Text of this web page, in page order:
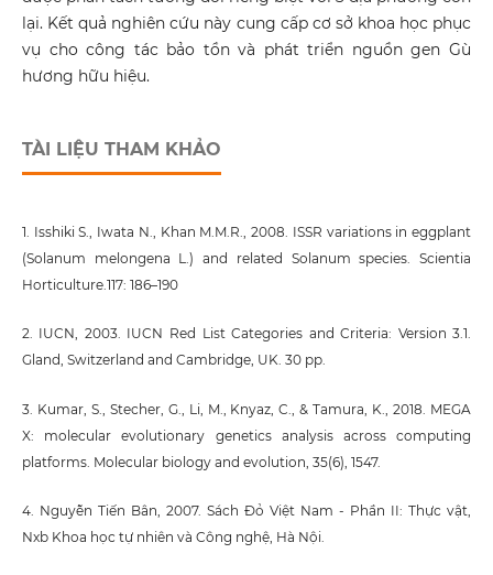
lại. Kết quả nghiên cứu này cung cấp cơ sở khoa học phục
vụ cho công tác bảo tồn và phát triển nguồn gen Gù
hương hữu hiệu.
TÀI LIỆU THAM KHẢO
1. Isshiki S., Iwata N., Khan M.M.R., 2008. ISSR variations in eggplant
(Solanum melongena L.) and related Solanum species. Scientia
Horticulture.117: 186–190
2. IUCN, 2003. IUCN Red List Categories and Criteria: Version 3.1.
Gland, Switzerland and Cambridge, UK. 30 pp.
3. Kumar, S., Stecher, G., Li, M., Knyaz, C., & Tamura, K., 2018. MEGA
X: molecular evolutionary genetics analysis across computing
platforms. Molecular biology and evolution, 35(6), 1547.
4. Nguyễn Tiến Bân, 2007. Sách Đỏ Việt Nam - Phần II: Thực vật,
Nxb Khoa học tự nhiên và Công nghệ, Hà Nội.